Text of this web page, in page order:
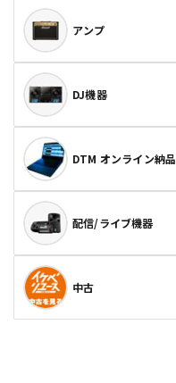
アンプ
DJ機器
DTM オンライン納品
配信/ライブ機器
中古